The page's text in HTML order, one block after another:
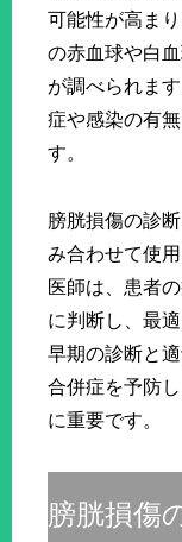
可能性が高ま
の赤血球や白
が調べられま
症や感染の有
す。
膀胱損傷の診
み合わせて使
医師は、患者
に判断し、最
早期の診断と
合併症を予防
に重要です。
膀胱損傷